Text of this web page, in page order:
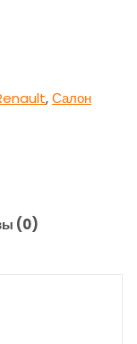
,Салон
(0)